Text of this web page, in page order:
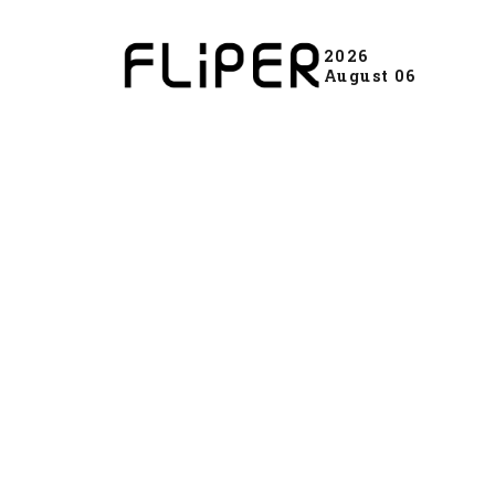
2026
August 06